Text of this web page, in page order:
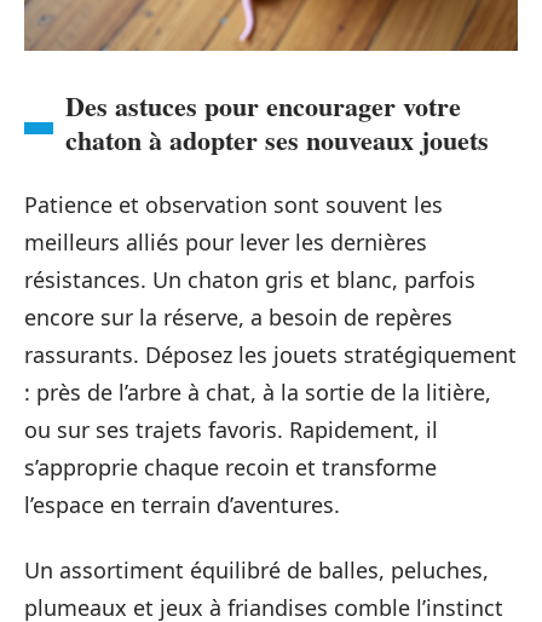
Des astuces pour encourager votre
chaton à adopter ses nouveaux jouets
Patience et observation sont souvent les
meilleurs alliés pour lever les dernières
résistances. Un chaton gris et blanc, parfois
encore sur la réserve, a besoin de repères
rassurants. Déposez les jouets stratégiquement
: près de l’arbre à chat, à la sortie de la litière,
ou sur ses trajets favoris. Rapidement, il
s’approprie chaque recoin et transforme
l’espace en terrain d’aventures.
Un assortiment équilibré de balles, peluches,
plumeaux et jeux à friandises comble l’instinct